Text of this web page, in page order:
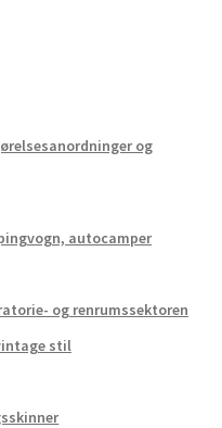
og
autocamper
og renrumssektoren
stil